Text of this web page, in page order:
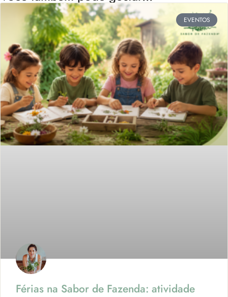
EVENTOS
Férias na Sabor de Fazenda: atividade